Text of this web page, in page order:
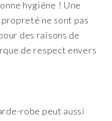
hygiène ! Une
ne sont pas
des raisons de
de respect envers
robe peut aussi